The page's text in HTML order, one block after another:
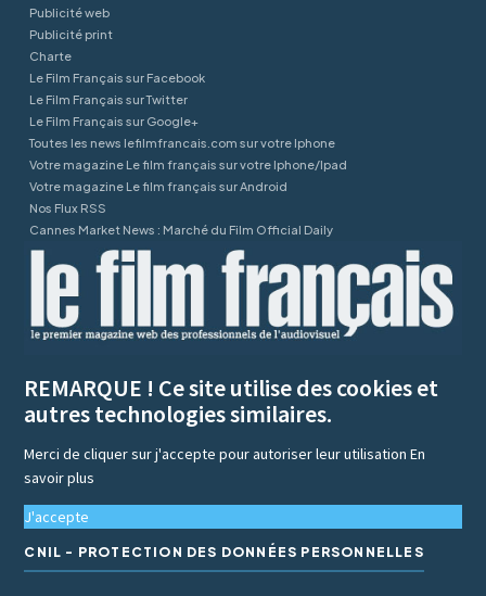
Publicité web
Publicité print
Charte
Le Film Français sur Facebook
Le Film Français sur Twitter
Le Film Français sur Google+
Toutes les news lefilmfrancais.com sur votre Iphone
Votre magazine Le film français sur votre Iphone/Ipad
Votre magazine Le film français sur Android
Nos Flux RSS
Cannes Market News : Marché du Film Official Daily
REMARQUE ! Ce site utilise des cookies et
autres technologies similaires.
Merci de cliquer sur j'accepte pour autoriser leur utilisationEn
savoir plus
J'accepte
CNIL - PROTECTION DES DONNÉES PERSONNELLES